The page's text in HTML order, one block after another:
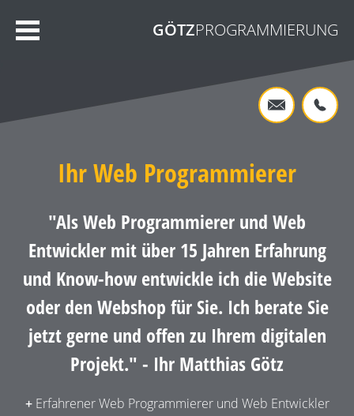
GÖTZPROGRAMMIERUNG
IhrWeb Programmierer
"AlsWeb Programmierer und Web
Entwicklermit über 15 Jahren Erfahrung
und Know-how entwickle ich dieWebsite
oder den Webshop für Sie. Ich berate Sie
jetzt gerne und offen zu Ihrem digitalen
Projekt." - Ihr Matthias Götz
ErfahrenerWeb Programmiererund Web Entwickler